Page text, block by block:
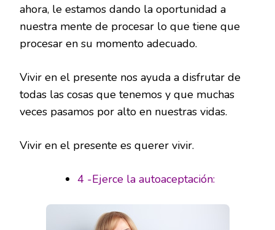
ahora, le estamos dando la oportunidad a
nuestra mente de procesar lo que tiene que
procesar en su momento adecuado.
Vivir en el presente nos ayuda a disfrutar de
todas las cosas que tenemos y que muchas
veces pasamos por alto en nuestras vidas.
Vivir en el presente es querer vivir.
4 -Ejerce la autoaceptación: